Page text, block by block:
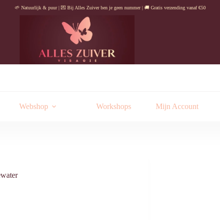
🌱 Natuurlijk & puur | 💌 Bij Alles Zuiver ben je geen nummer | 🚚 Gratis verzending vanaf €50
Webshop Workshops Mijn Account